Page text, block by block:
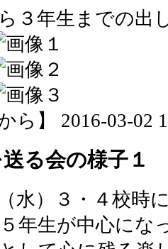
３年生までの出
ら】 2016-03-02
る会の様子１
水）３・４校時
年生が中心にな